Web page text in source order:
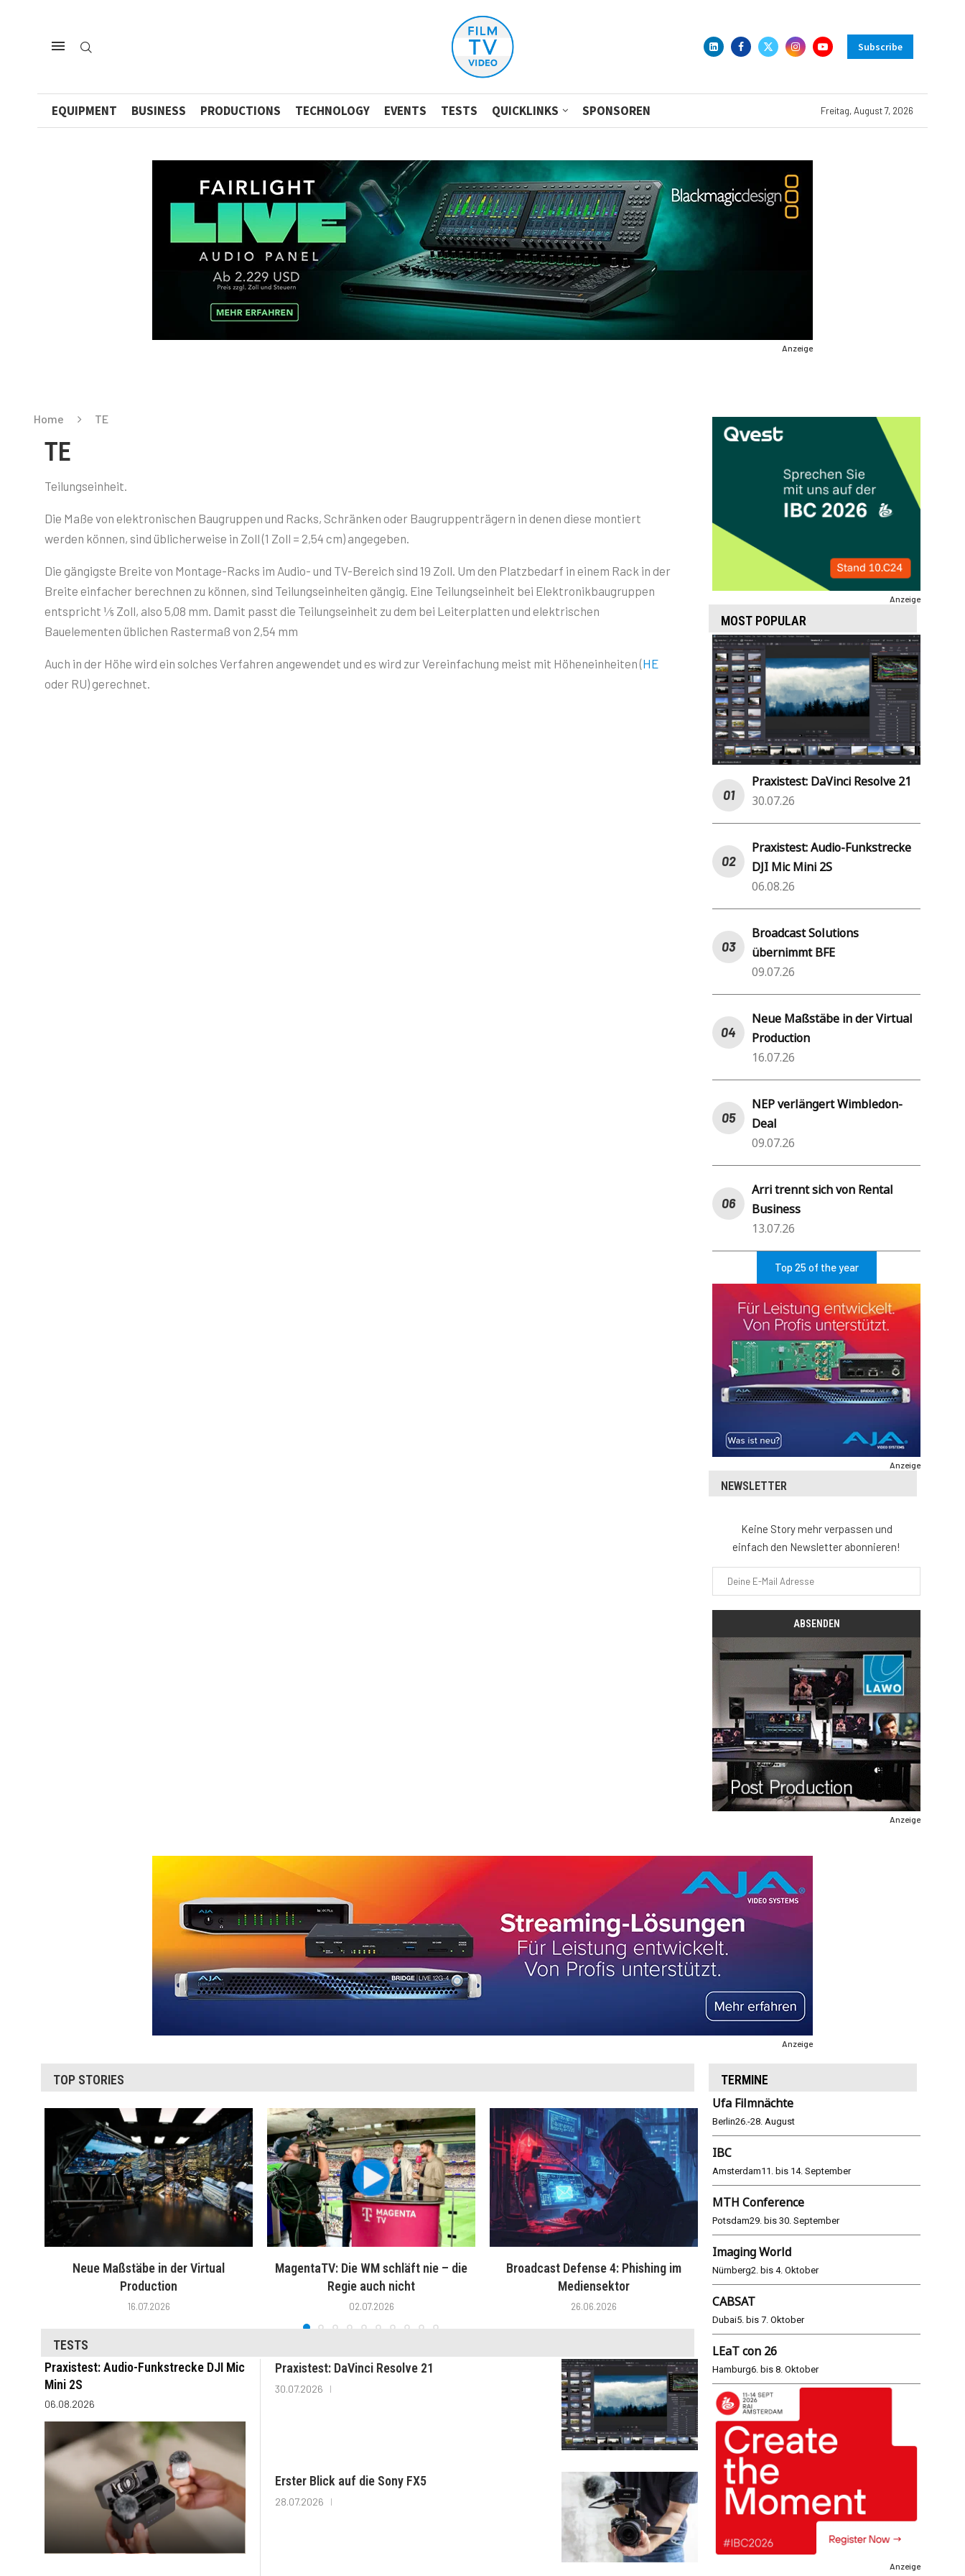
Subscribe
EQUIPMENT BUSINESS PRODUCTIONS TECHNOLOGY EVENTS TESTS QUICKLINKS SPONSOREN Freitag, August 7, 2026
Anzeige
Home TE
TE
Teilungseinheit.
Die Maße von elektronischen Baugruppen und Racks, Schränken oder Baugruppenträgern in denen diese montiert
werden können, sind üblicherweise in Zoll (1 Zoll = 2,54 cm) angegeben.
Die gängigste Breite von Montage-Racks im Audio- und TV-Bereich sind 19 Zoll. Um den Platzbedarf in einem Rack in der
Breite einfacher berechnen zu können, sind Teilungseinheiten gängig. Eine Teilungseinheit bei Elektronikbaugruppen
entspricht 1⁄5 Zoll, also 5,08 mm. Damit passt die Teilungseinheit zu dem bei Leiterplatten und elektrischen
Bauelementen üblichen Rastermaß von 2,54 mm
Auch in der Höhe wird ein solches Verfahren angewendet und es wird zur Vereinfachung meist mit Höheneinheiten (HE
oder RU) gerechnet.
Anzeige
MOST POPULAR
Praxistest: DaVinci Resolve 21
30.07.26
Praxistest: Audio-Funkstrecke
DJI Mic Mini 2S
06.08.26
Broadcast Solutions
übernimmt BFE
09.07.26
Neue Maßstäbe in der Virtual
Production
16.07.26
NEP verlängert Wimbledon-
Deal
09.07.26
Arri trennt sich von Rental
Business
13.07.26
Top 25 of the year
Anzeige
NEWSLETTER
Keine Story mehr verpassen und
einfach den Newsletter abonnieren!
Anzeige
Anzeige
TOP STORIES
Neue Maßstäbe in der Virtual
Production
16.07.2026
MagentaTV: Die WM schläft nie – die
Regie auch nicht
02.07.2026
Broadcast Defense 4: Phishing im
Mediensektor
26.06.2026
WM 2026: ARD und ZDF im Remote-
Modus
TESTS
Praxistest: Audio-Funkstrecke DJI Mic
Mini 2S
06.08.2026
Praxistest: DaVinci Resolve 21
30.07.2026
Erster Blick auf die Sony FX5
28.07.2026
TERMINE
Ufa Filmnächte
Berlin26.-28. August
IBC
Amsterdam11. bis 14. September
MTH Conference
Potsdam29. bis 30. September
Imaging World
Nürnberg2. bis 4. Oktober
CABSAT
Dubai5. bis 7. Oktober
LEaT con 26
Hamburg6. bis 8. Oktober
Anzeige